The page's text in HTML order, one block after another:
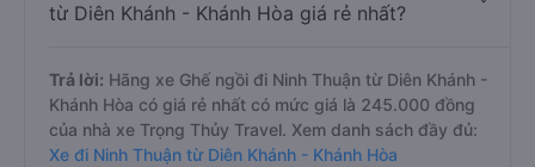
từ Diên Khánh - Khánh Hòa giá rẻ nhất?
Trả lời: Hãng xe Ghế ngồi đi Ninh Thuận từ Diên Khánh -
Khánh Hòa có giá rẻ nhất có mức giá là 245.000 đồng
của nhà xe Trọng Thủy Travel. Xem danh sách đầy đủ:
Xe đi Ninh Thuận từ Diên Khánh - Khánh Hòa